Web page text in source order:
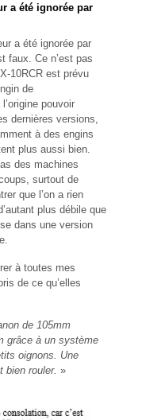
a été ignorée par
a été ignorée par
faux. Ce n’est pas
10RCR est prévu
de
pouvoir
dernières versions,
à des engins
plus aussi bien.
des machines
surtout de
que l’on a rien
plus débile que
dans une version
à toutes mes
de ce qu’elles
de 105mm
grâce à un système
oignons. Une
bien rouler. »